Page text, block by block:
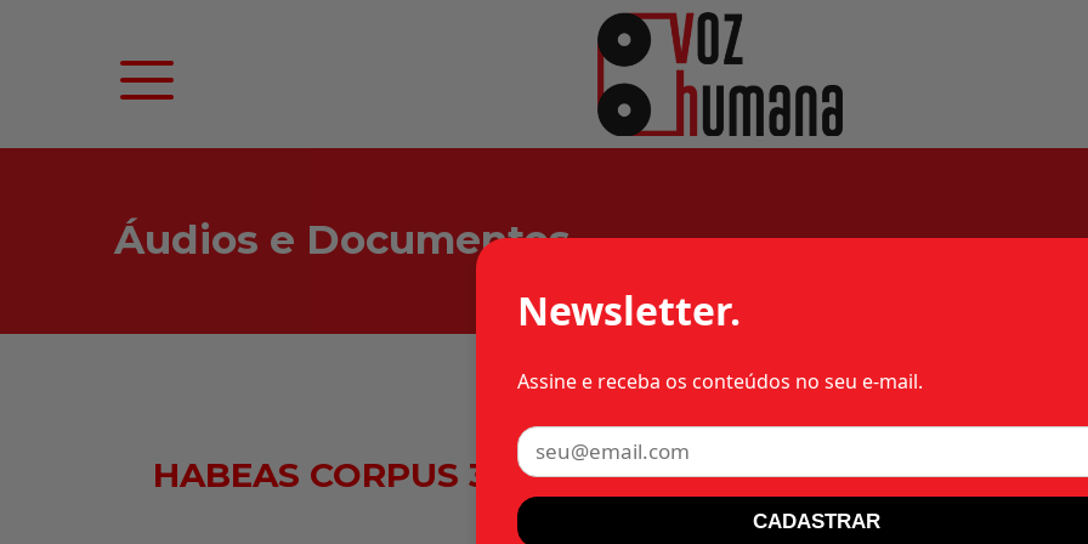
Áudios e Documentos
HABEAS CORPUS 31.536 – MILITAR
Newsletter.
Assine e receba os conteúdos no seu e-mail.
CADASTRAR